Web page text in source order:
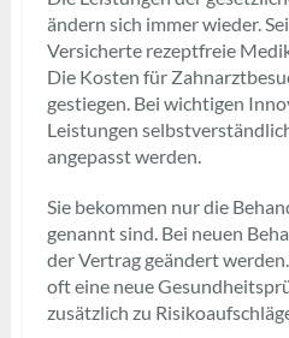
ändern sich immer wieder.
Versicherte rezeptfreie
Die Kosten für
gestiegen. Bei wichtigen
Leistungen
angepasst werden.
Sie bekommen nur die
genannt sind. Bei neuen
der Vertrag geändert
oft eine neue
zusätzlich zu